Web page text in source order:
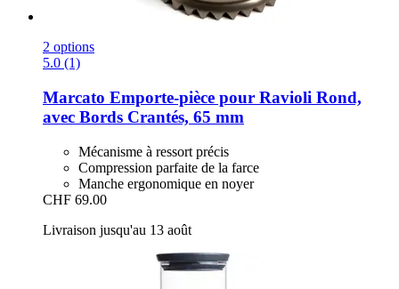
2 options
5.0 (1)
Marcato Emporte-​pièce pour Ravioli Rond,
avec Bords Crantés, 65 mm
Mécanisme à ressort précis
Compression parfaite de la farce
Manche ergonomique en noyer
CHF 69.00
Livraison jusqu'au 13 août